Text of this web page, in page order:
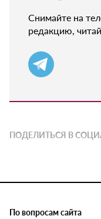
Снимайте на
редакцию,
ПОДЕЛИТЬСЯ В
По вопросам сайта